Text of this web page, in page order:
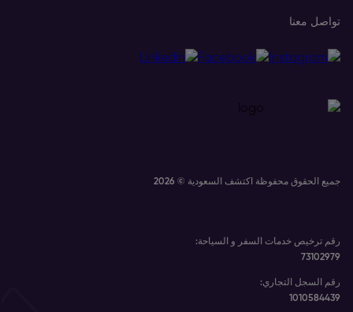
تواصل معنا
جميع الحقوق محفوظة اكتشف السعودية © 2026
رقم ترخيص خدمات السفر و السياحة:
73102979
رقم السجل التجاري:
1010584439